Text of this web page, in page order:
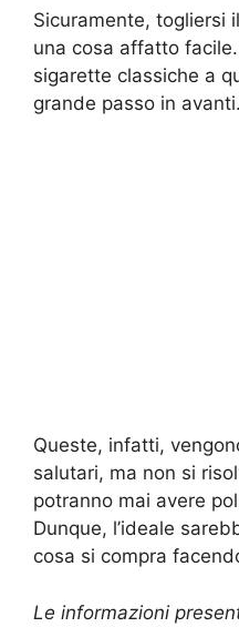
Sicuramente, togliersi
una cosa affatto
sigarette classiche a
grande passo in avanti.
Queste, infatti,
salutari, ma non si
potranno mai avere
Dunque, l’ideale
cosa si compra
Le informazioni